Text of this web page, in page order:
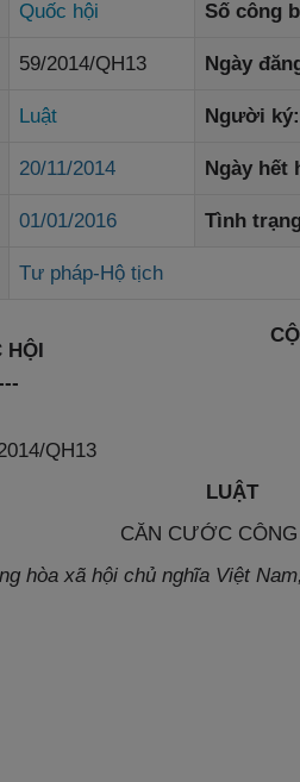
Quốc hội Số công
59/2014/QH13 Ngày
Luật Người ký:
20/11/2014 Ngày hết
01/01/2016 Tình
Tư pháp-Hộ tịch
HỘI
QH13
LUẬT
CĂN CƯỚC
hòa xã hội chủ nghĩa Việt